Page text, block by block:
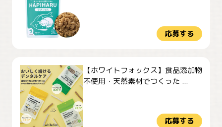
応募する
【ホワイトフォックス】食品添加物
不使用・天然素材でつくった ...
応募する